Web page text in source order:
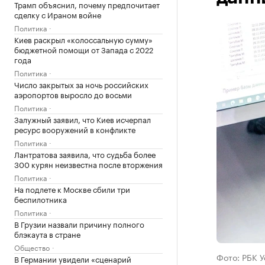
Трамп объяснил, почему предпочитает
сделку с Ираном войне
Политика
Киев раскрыл «колоссальную сумму»
бюджетной помощи от Запада с 2022
года
Политика
Число закрытых за ночь российских
аэропортов выросло до восьми
Политика
Залужный заявил, что Киев исчерпал
ресурс вооружений в конфликте
Политика
Лантратова заявила, что судьба более
300 курян неизвестна после вторжения
Политика
На подлете к Москве сбили три
беспилотника
Политика
В Грузии назвали причину полного
блэкаута в стране
Общество
В Германии увидели «сценарий
Фото: РБК